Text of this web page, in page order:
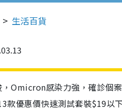
生活百貨
Omicron感染力強，確診個
款優惠價快速測試套裝$19以